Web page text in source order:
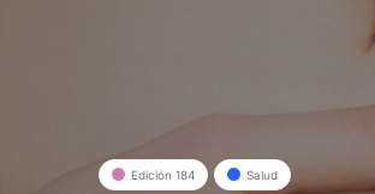
Edición 184 Salud